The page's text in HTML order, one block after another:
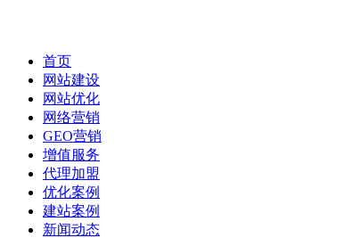
首页
网站建设
网站优化
网络营销
GEO营销
增值服务
代理加盟
优化案例
建站案例
新闻动态